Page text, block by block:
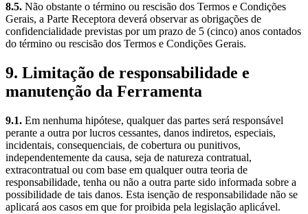
8.5. Não obstante o término ou rescisão dos Termos e Condições
Gerais, a Parte Receptora deverá observar as obrigações de
confidencialidade previstas por um prazo de 5 (cinco) anos contados
do término ou rescisão dos Termos e Condições Gerais.
9. Limitação de responsabilidade e
manutenção da Ferramenta
9.1. Em nenhuma hipótese, qualquer das partes será responsável
perante a outra por lucros cessantes, danos indiretos, especiais,
incidentais, consequenciais, de cobertura ou punitivos,
independentemente da causa, seja de natureza contratual,
extracontratual ou com base em qualquer outra teoria de
responsabilidade, tenha ou não a outra parte sido informada sobre a
possibilidade de tais danos. Esta isenção de responsabilidade não se
aplicará aos casos em que for proibida pela legislação aplicável.